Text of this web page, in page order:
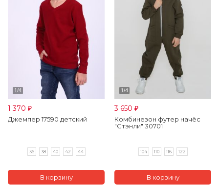
1 370 ₽
Джемпер 17590 детский
36 38 40 42 44
3 650 ₽
Комбинезон футер начёс
"Стэнли" 30701
104 110 116 122